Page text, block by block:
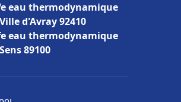
eau thermodynamique
d'Avray 92410
eau thermodynamique
89100